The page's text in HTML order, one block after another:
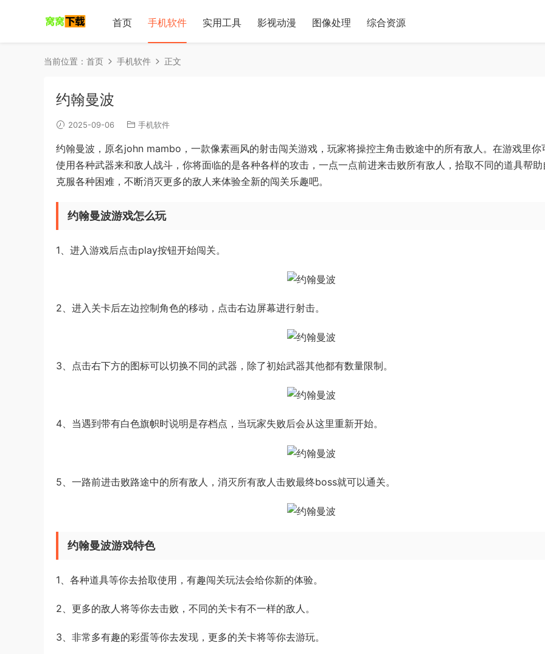
首页 手机软件 实用工具 影视动漫 图像处理 综合资源
当前位置： 首页 手机软件 正文
约翰曼波
2025-09-06 手机软件
约翰曼波，原名john mambo，一款像素画风的射击闯关游戏，玩家将操控主角击败途中的所有敌人。在游戏里你
使用各种武器来和敌人战斗，你将面临的是各种各样的攻击，一点一点前进来击败所有敌人，拾取不同的道具帮助
克服各种困难，不断消灭更多的敌人来体验全新的闯关乐趣吧。
约翰曼波游戏怎么玩
1、进入游戏后点击play按钮开始闯关。
2、进入关卡后左边控制角色的移动，点击右边屏幕进行射击。
3、点击右下方的图标可以切换不同的武器，除了初始武器其他都有数量限制。
4、当遇到带有白色旗帜时说明是存档点，当玩家失败后会从这里重新开始。
5、一路前进击败路途中的所有敌人，消灭所有敌人击败最终boss就可以通关。
约翰曼波游戏特色
1、各种道具等你去拾取使用，有趣闯关玩法会给你新的体验。
2、更多的敌人将等你去击败，不同的关卡有不一样的敌人。
3、非常多有趣的彩蛋等你去发现，更多的关卡将等你去游玩。